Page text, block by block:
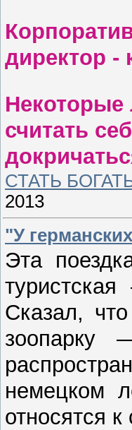
директор -
Некоторые
считать
СТАТЬ
2013
"У
Эта
Сказал,
немецком
относятся